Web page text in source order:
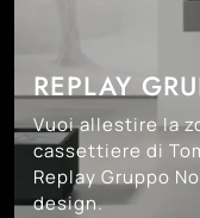
REPLAY
Vuoi allestire la
cassettiere di
Replay Gruppo
design.